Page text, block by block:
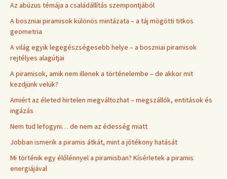
Az abúzus témája a családállítás szempontjából
A boszniai piramisok különös mintázata – a táj mögötti titkos
geometria
A világ egyik legegészségesebb helye – a boszniai piramisok
rejtélyes alagútjai
A piramisok, amik nem illenek a történelembe – de akkor mit
kezdjünk velük?
Amiért az életed hirtelen megváltozhat – megszállók, entitások és
ingázás
Nem tud lefogyni… de nem az édesség miatt
Jobban ismerik a piramis átkát, mint a jótékony hatását
Mi történik egy élőlénnyel a piramisban? Kísérletek a piramis
energiájával